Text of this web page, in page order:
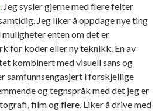
. Jeg sysler gjerne med flere felter
Jeg liker å oppdage nye ting
enten om det er
for koder eller ny teknikk. En av
kombinert med visuell sans og
samfunnsengasjert i forskjellige
og tegnspråk med det jeg er
film og flere. Liker å drive med